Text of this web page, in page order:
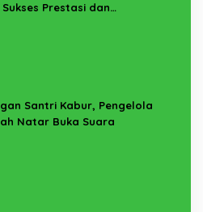
Prestasi dan
Santri Kabur, Pengelola
Natar Buka Suara